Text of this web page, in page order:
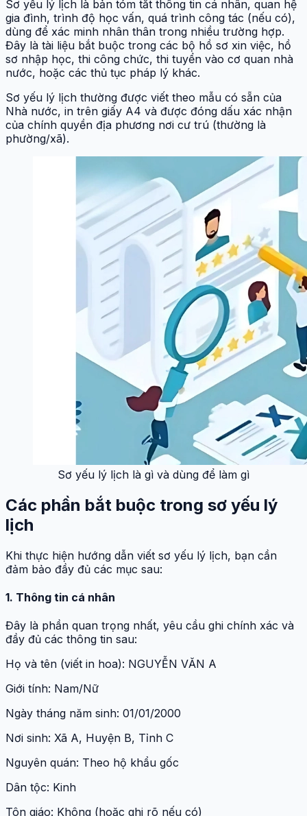
Sơ yếu lý lịch là bản tóm tắt thông tin cá nhân, quan hệ
gia đình, trình độ học vấn, quá trình công tác (nếu có),
dùng để xác minh nhân thân trong nhiều trường hợp.
Đây là tài liệu bắt buộc trong các bộ hồ sơ xin việc, hồ
sơ nhập học, thi công chức, thi tuyển vào cơ quan nhà
nước, hoặc các thủ tục pháp lý khác.
Sơ yếu lý lịch thường được viết theo mẫu có sẵn của
Nhà nước, in trên giấy A4 và được đóng dấu xác nhận
của chính quyền địa phương nơi cư trú (thường là
phường/xã).
Sơ yếu lý lịch là gì và dùng để làm gì
Các phần bắt buộc trong sơ yếu lý
lịch
Khi thực hiện hướng dẫn viết sơ yếu lý lịch, bạn cần
đảm bảo đầy đủ các mục sau:
1. Thông tin cá nhân
Đây là phần quan trọng nhất, yêu cầu ghi chính xác và
đầy đủ các thông tin sau:
Họ và tên (viết in hoa): NGUYỄN VĂN A
Giới tính: Nam/Nữ
Ngày tháng năm sinh: 01/01/2000
Nơi sinh: Xã A, Huyện B, Tỉnh C
Nguyên quán: Theo hộ khẩu gốc
Dân tộc: Kinh
Tôn giáo: Không (hoặc ghi rõ nếu có)